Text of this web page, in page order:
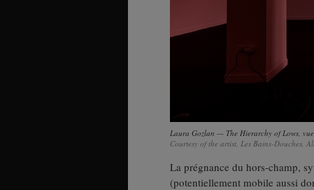
Laura Gozlan — The Hierarchy of Lows,
Courtesy of the artist, Les Bains-Douches,
La prégnance du hors-champ,
(potentiellement mobile aussi